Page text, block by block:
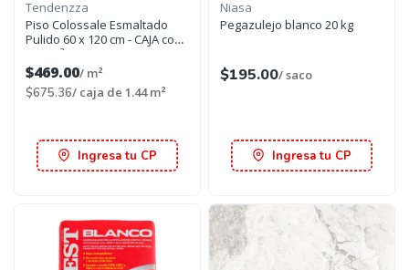
Tendenzza
Piso Colossale Esmaltado
Pulido 60 x 120 cm - CAJA con
1.44 m²
$469.00/ m²
$675.36/ caja de 1.44 m²
Ingresa tu CP
Niasa
Pegazulejo blanco 20 kg
$195.00/ saco
Ingresa tu CP